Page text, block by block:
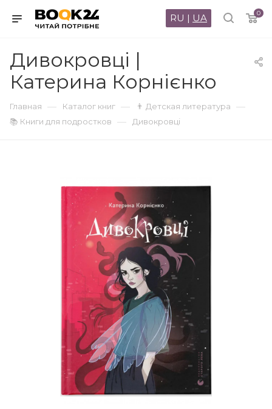
0
RU | UA
Дивокровці |
Катерина Корнієнко
Главная — Каталог книг — 👨 Детская литература —
📚 Книги для подростков — Дивокровці